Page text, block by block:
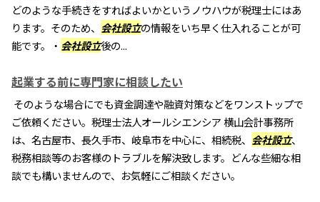
どのような手続きをすればよいかというノウハウが税理士にはあ
ります。そのため、 会社設立の情報をいち早く仕入れることが可
能です。・ 会社設立後の...
起業する前に専門家に相談したい
そのような場合にでも資金調達や融資対策などをワンストップで
ご依頼ください。税理士法人オールシエンシア 横山会計事務所
は、名古屋市、長久手市、岐阜市を中心に、相続税、 会社設立、
税務相談等のお客様のトラブルを解決致します。どんな些細な相
談でも構いませんので、お気軽にご相談ください。